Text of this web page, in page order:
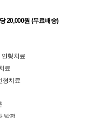
20,000원 (무료배송)
형치료
료
형치료
발전